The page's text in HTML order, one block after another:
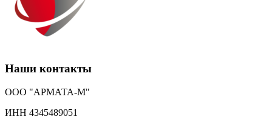
Наши контакты
ООО "АРМАТА-М"
ИНН 4345489051